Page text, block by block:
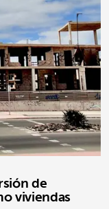
de
viviendas